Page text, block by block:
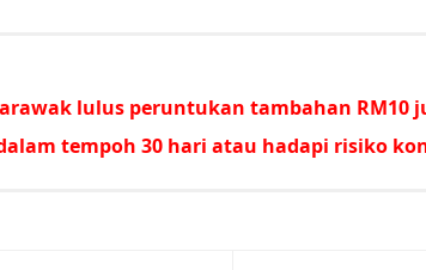
lulus peruntukan tambahan RM10
tempoh 30 hari atau hadapi risiko